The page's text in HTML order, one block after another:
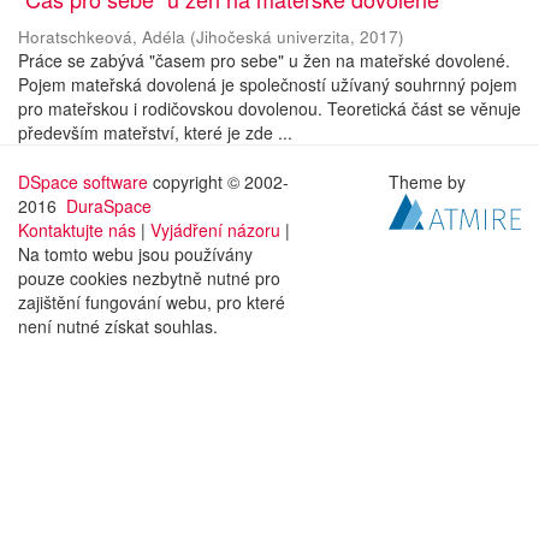
Horatschkeová, Adéla (Jihočeská univerzita, 2017)
Práce se zabývá "časem pro sebe" u žen na mateřské dovolené.
Pojem mateřská dovolená je společností užívaný souhrnný pojem
pro mateřskou i rodičovskou dovolenou. Teoretická část se věnuje
především mateřství, které je zde ...
DSpace software copyright © 2002-
2016 DuraSpace
Kontaktujte nás | Vyjádření názoru |
Na tomto webu jsou používány
pouze cookies nezbytně nutné pro
zajištění fungování webu, pro které
není nutné získat souhlas.
Theme by